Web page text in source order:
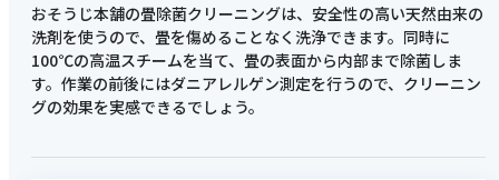
おそうじ本舗の畳除菌クリーニングは、安全性の高い天然由来の
洗剤を使うので、畳を傷めることなく洗浄できます。同時に
100℃の高温スチームを当て、畳の表面から内部まで除菌しま
す。作業の前後にはダニアレルゲン測定を行うので、クリーニン
グの効果を実感できるでしょう。